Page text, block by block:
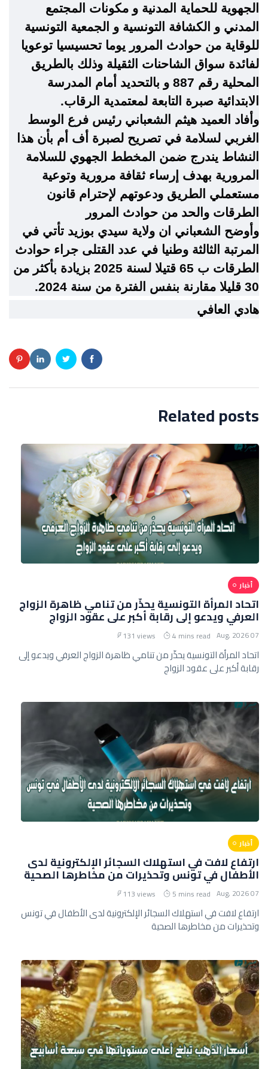
الجهوية للحماية المدنية و مكونات المجتمع
المدني و الكشافة التونسية و الجمعية التونسية
للوقاية من حوادث المرور يوما تحسيسيا توعويا
لفائدة سواق الشاحنات الثقيلة وذلك بالطريق
المحلية رقم 887 و بالتحديد أمام المدرسة
الابتدائية صبرة التابعة لمعتمدية الرقاب.
وأفاد العميد هيثم الشعباني رئيس فرع الوسط
الغربي لسلامة في تصريح لصبرة أف أم بأن هذا
النشاط يندرج ضمن المخطط الجهوي للسلامة
المرورية بهدف إرساء ثقافة مرورية وتوعية
مستعملي الطريق ودعوتهم لإحترام قانون
الطرقات والحد من حوادث المرور
وأوضح الشعباني ان ولاية سيدي بوزيد تأتي في
المرتبة الثالثة وطنيا في عدد القتلى جراء حوادث
الطرقات ب 65 قتيلا لسنة 2025 بزيادة بأكثر من
30 قليلا مقارنة بنفس الفترة من سنة 2024.
هادي العافي
Related posts
أخبار
اتحاد المرأة التونسية يحذّر من تنامي ظاهرة الزواج
العرفي ويدعو إلى رقابة أكبر على عقود الزواج
07 Aug, 2026
4 mins read
131 views
اتحاد المرأة التونسية يحذّر من تنامي ظاهرة الزواج العرفي ويدعو إلى
رقابة أكبر على عقود الزواج
أخبار
ارتفاع لافت في استهلاك السجائر الإلكترونية لدى
الأطفال في تونس وتحذيرات من مخاطرها الصحية
07 Aug, 2026
5 mins read
113 views
ارتفاع لافت في استهلاك السجائر الإلكترونية لدى الأطفال في تونس
وتحذيرات من مخاطرها الصحية